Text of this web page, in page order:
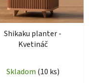
Shikaku planter -
Kvetináč
Skladom (10 ks)